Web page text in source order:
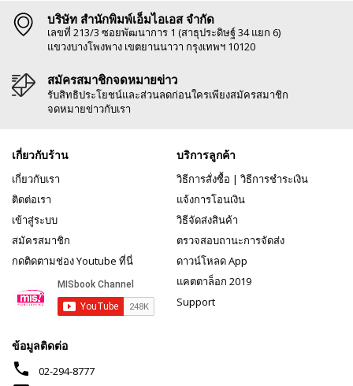
บริษัท สำนักพิมพ์เอ็มไอเอส จำกัด
เลขที่ 213/3 ซอยพัฒนาการ 1 (สาธุประดิษฐ์ 34 แยก 6)
แขวงบางโพงพาง เขตยานนาวา กรุงเทพฯ 10120
สมัครสมาชิกจดหมายข่าว
รับสิทธิประโยชน์และส่วนลดก่อนใครเพียงสมัครสมาชิก
จดหมายข่าวกับเรา
เกี่ยวกับร้าน
เกี่ยวกับเรา
ติดต่อเรา
เข้าสู่ระบบ
สมัครสมาชิก
กดติดตามช่อง Youtube ที่นี่
บริการลูกค้า
วิธีการสั่งซื้อ | วิธีการชำระเงิน
แจ้งการโอนเงิน
วิธีจัดส่งสินค้า
ตรวจสอบถานะการจัดส่ง
ดาวน์โหลด App
แคตตาล็อก 2019
Support
ข้อมูลติดต่อ
phone 02-294-8777